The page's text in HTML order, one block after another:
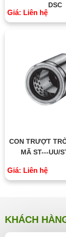
DSC
Giá: Liên hệ
CON TRƯỢT
MÃ ST---UU/
Giá: Liên hệ
KHÁCH